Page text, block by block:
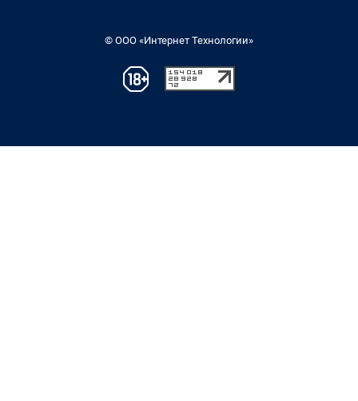
© ООО «Интернет Технологии»